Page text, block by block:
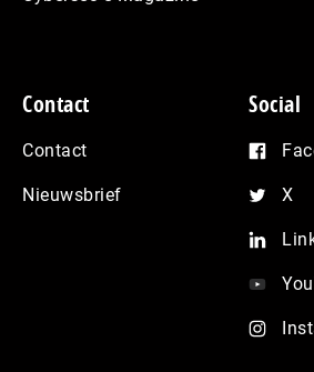
Contact
Contact
Nieuwsbrief
Social
X